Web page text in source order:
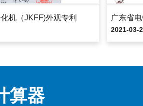
机（JKFF)外观专利
2021-03-
算器